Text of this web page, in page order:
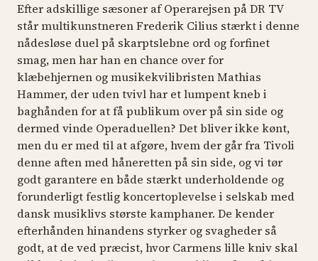
Efter adskillige sæsoner afOperarejsenpå DR TV
står multikunstneren Frederik Cilius stærkt i denne
nådesløse duel på skarptslebne ord og forfinet
smag, men har han en chance over for
klæbehjernen og musikekvilibristen Mathias
Hammer, der uden tvivl har et lumpent kneb i
baghånden for at få publikum over på sin side og
dermed vinde Operaduellen? Det bliver ikke kønt,
men du er med til at afgøre, hvem der går fra Tivoli
denne aften med håneretten på sin side, og vi tør
godt garantere en både stærkt underholdende og
forunderligt festlig koncertoplevelse i selskab med
dansk musiklivs største kamphaner. De kender
efterhånden hinandens styrker og svagheder så
godt, at de ved præcist, hvor Carmens lille kniv skal